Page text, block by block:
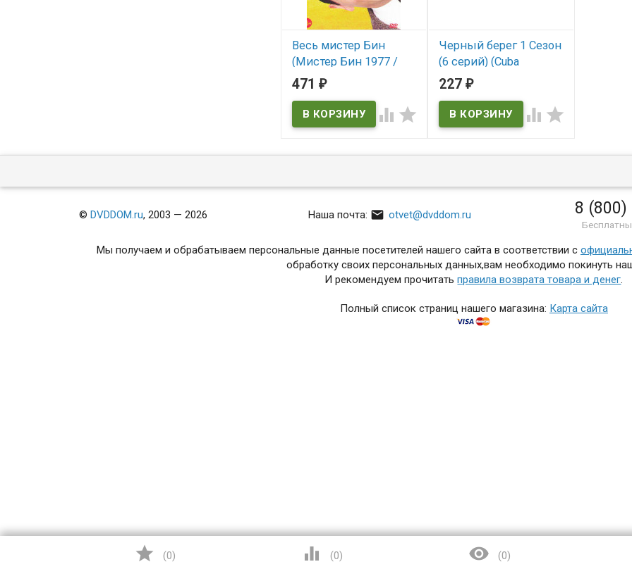
Весь мистер Бин
(Мистер Бин 1977 /
Мистер Бин на
(14 серий) / Directors
cut sketches 1,2 /
1,2,3 / Mr Bean T
В наличии
471 ₽
 
Черный берег 1 Сезон
(6 серий) (Cuba
Crossing / Black Heat)
В наличии
Cuba Crossing / Black Heat
227₽
 
©DVDDOM.ru, 2003 — 2026 Наша почта:  otvet@dvddom.ru 8 (800)
Мы получаем и обрабатываем персональные данные посетителей нашего сайта в соответствии с
обработку своих персональных данных,вам необходимо покинуть
И рекомендуем прочитатьправила возврата товара и денег
Полный список страниц нашего магазина: Карта сайта
 (0)  (0)  (0)